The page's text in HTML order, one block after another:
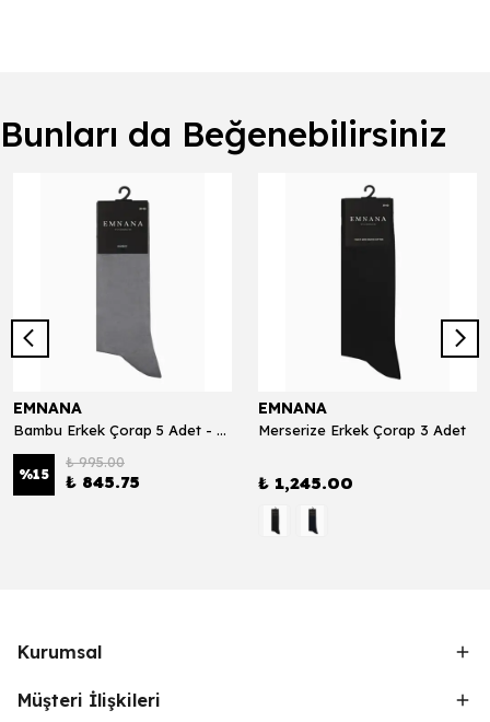
Bunları da Beğenebilirsiniz
EMNANA
Bambu Erkek Çorap 5 Adet - Gri Melanj
%15
₺ 995.00
₺ 845.75
EMNANA
Merserize Erkek Çorap 3 Adet
₺ 1,245.00
Kurumsal
Müşteri İlişkileri